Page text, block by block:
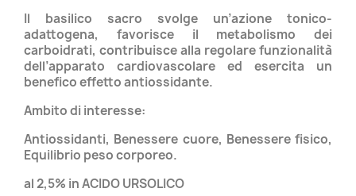
Il basilico sacro svolge un’azione tonico-
adattogena, favorisce il metabolismo dei
carboidrati, contribuisce alla regolare funzionalità
dell’apparato cardiovascolare ed esercita un
benefico effetto antiossidante.
Ambito di interesse:
Antiossidanti, Benessere cuore, Benessere fisico,
Equilibrio peso corporeo.
al 2,5% in ACIDO URSOLICO